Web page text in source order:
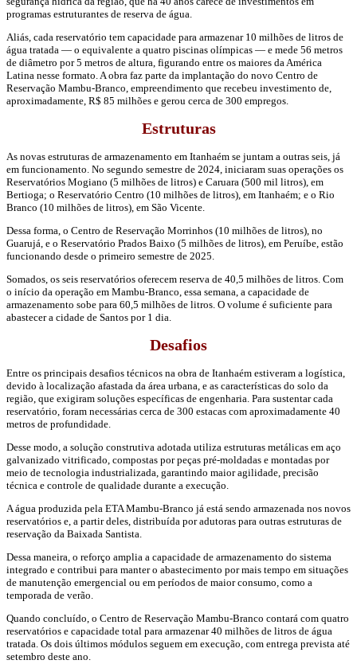
programas estruturantes de reserva de água.
Aliás, cada reservatório tem capacidade para armazenar 10 milhões de litros de
água tratada — o equivalente a quatro piscinas olímpicas — e mede 56 metros
de diâmetro por 5 metros de altura, figurando entre os maiores da América
Latina nesse formato. A obra faz parte da implantação do novo Centro de
Reservação Mambu-Branco, empreendimento que recebeu investimento de,
aproximadamente, R$ 85 milhões e gerou cerca de 300 empregos.
Estruturas
As novas estruturas de armazenamento em Itanhaém se juntam a outras seis, já
em funcionamento. No segundo semestre de 2024, iniciaram suas operações os
Reservatórios Mogiano (5 milhões de litros) e Caruara (500 mil litros), em
Bertioga; o Reservatório Centro (10 milhões de litros), em Itanhaém; e o Rio
Branco (10 milhões de litros), em São Vicente.
Dessa forma, o Centro de Reservação Morrinhos (10 milhões de litros), no
Guarujá, e o Reservatório Prados Baixo (5 milhões de litros), em Peruíbe, estão
funcionando desde o primeiro semestre de 2025.
Somados, os seis reservatórios oferecem reserva de 40,5 milhões de litros. Com
o início da operação em Mambu-Branco, essa semana, a capacidade de
armazenamento sobe para 60,5 milhões de litros. O volume é suficiente para
abastecer a cidade de Santos por 1 dia.
Desafios
Entre os principais desafios técnicos na obra de Itanhaém estiveram a logística,
devido à localização afastada da área urbana, e as características do solo da
região, que exigiram soluções específicas de engenharia. Para sustentar cada
reservatório, foram necessárias cerca de 300 estacas com aproximadamente 40
metros de profundidade.
Desse modo, a solução construtiva adotada utiliza estruturas metálicas em aço
galvanizado vitrificado, compostas por peças pré-moldadas e montadas por
meio de tecnologia industrializada, garantindo maior agilidade, precisão
técnica e controle de qualidade durante a execução.
A água produzida pela ETA Mambu-Branco já está sendo armazenada nos novos
reservatórios e, a partir deles, distribuída por adutoras para outras estruturas de
reservação da Baixada Santista.
Dessa maneira, o reforço amplia a capacidade de armazenamento do sistema
integrado e contribui para manter o abastecimento por mais tempo em situações
de manutenção emergencial ou em períodos de maior consumo, como a
temporada de verão.
Quando concluído, o Centro de Reservação Mambu-Branco contará com quatro
reservatórios e capacidade total para armazenar 40 milhões de litros de água
tratada. Os dois últimos módulos seguem em execução, com entrega prevista até
setembro deste ano.